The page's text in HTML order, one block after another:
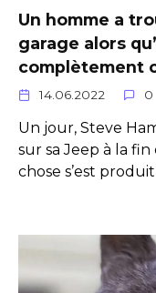
Un homme a
garage alors
complètement
14.06.2022 0
Un jour, Steve
sur sa Jeep à la
chose s’est